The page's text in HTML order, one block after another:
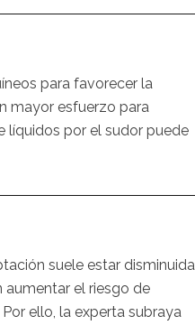
para favorecer la
mayor esfuerzo para
líquidos por el sudor puede
suele estar disminuida,
el riesgo de
ello, la experta subraya